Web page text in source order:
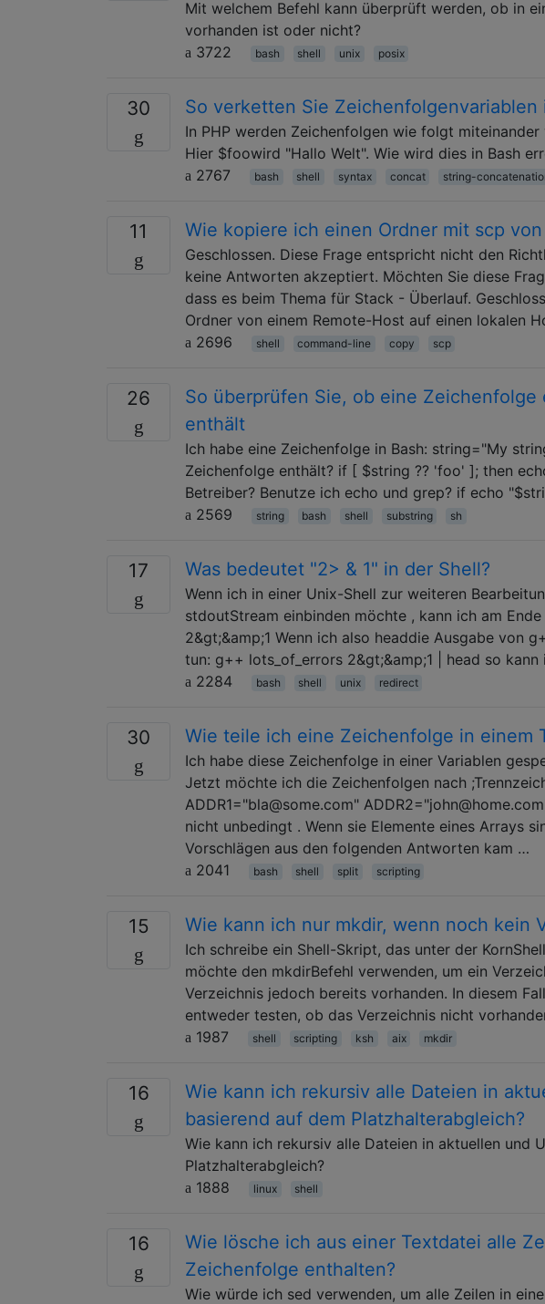
Mit welchem ​​Befehl kann überprüft werden, ob in
vorhanden ist oder nicht?
3722
bash shell unix posix
30 So verketten Sie Zeichenfolgenvariablen
In PHP werden Zeichenfolgen wie folgt
Hier $foowird "Hallo Welt". Wie wird dies in Bash
2767
bash shell syntax concat string-
11 Wie kopiere ich einen Ordner mit scp
Geschlossen. Diese Frage entspricht nicht den
keine Antworten akzeptiert. Möchten Sie diese
dass es beim Thema für Stack - Überlauf.
Ordner von einem Remote-Host auf einen lokalen
2696
shell command-line copy scp
26
So überprüfen Sie, ob eine
enthält
Ich habe eine Zeichenfolge in Bash: string="My
Zeichenfolge enthält? if [ $string ?? 'foo' ]; then
Betreiber? Benutze ich echo und grep? if echo
2569
string bash shell substring sh
17 Was bedeutet "2> & 1" in der Shell?
Wenn ich in einer Unix-Shell zur weiteren
stdoutStream einbinden möchte , kann ich am
2&gt;&amp;1 Wenn ich also headdie Ausgabe von
tun: g++ lots_of_errors 2&gt;&amp;1 | head so
2284
bash shell unix redirect
30 Wie teile ich eine Zeichenfolge in einem
Ich habe diese Zeichenfolge in einer Variablen
Jetzt möchte ich die Zeichenfolgen nach
ADDR1="bla@some.com"
nicht unbedingt . Wenn sie Elemente eines Arrays
Vorschlägen aus den folgenden Antworten kam …
2041
bash shell split scripting
15 Wie kann ich nur mkdir, wenn noch kein
Ich schreibe ein Shell-Skript, das unter der
möchte den mkdirBefehl verwenden, um ein
Verzeichnis jedoch bereits vorhanden. In diesem
entweder testen, ob das Verzeichnis nicht
1987
shell scripting ksh aix mkdir
16
Wie kann ich rekursiv alle Dateien in
basierend auf dem Platzhalterabgleich?
Wie kann ich rekursiv alle Dateien in aktuellen und
Platzhalterabgleich?
1888
linux shell
16
Wie lösche ich aus einer Textdatei alle
Zeichenfolge enthalten?
Wie würde ich sed verwenden, um alle Zeilen in